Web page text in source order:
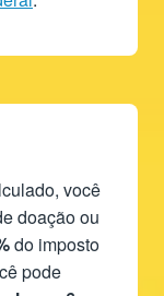
você
doação ou
do imposto
pode